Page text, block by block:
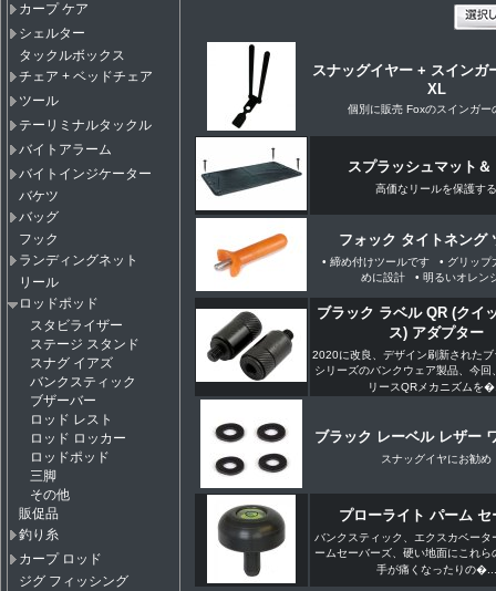
カープ ケア
シェルター
タックルボックス
チェア + ベッドチェア
ツール
テーリミナルタックル
バイトアラーム
バイトインジケーター
バケツ
バッグ
フック
ランディングネット
リール
ロッドポッド
スタビライザー
ステージ スタンド
スナグ イアズ
バンクスティック
ブザーバー
ロッド レスト
ロッド ロッカー
ロッドポッド
三脚
その他
販促品
釣り糸
カープ ロッド
ジグ フィッシング
スナッグイヤー + スインガ
XL
個別に販売 Foxのスインガー
スプラッシュマット＆
高価なリールを保護する
フォック タイトネング
• 締め付けツールです • グリップ
めに設計 • 明るいオレン
ブラック ラベル QR (クイ
ス) アダプター
2020に改良、デザイン刷新された
シリーズのバンクウェア製品、今回
リースQRメカニズムを
ブラック レーベル レザー
スナッグイヤにお勧め
プローライト パーム セ
バンクスティック、エクスカベータ
ームセーバーズ、硬い地面にこれら
手が痛くなったりの�...